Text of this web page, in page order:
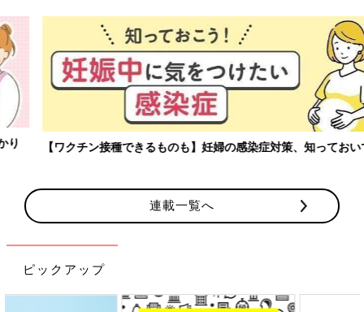
【ワクチン接種できるものも】妊婦の感染症対策、知っておいて！
連載一覧へ
ピックアップ